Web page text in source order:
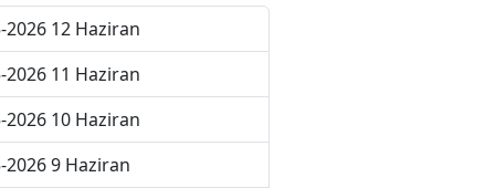
2026 12 Haziran
2026 11 Haziran
2026 10 Haziran
2026 9 Haziran